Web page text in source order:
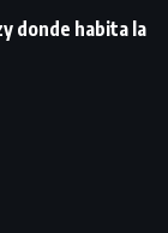
donde habita la